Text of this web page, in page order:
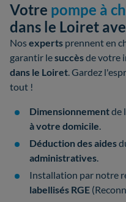
Votre pompe à
dans le Loiret
Nosexperts prennent en
garantir lesuccèsde votre
dans le Loiret. Gardez
tout !
Dimensionnementde
à votre domicile.
Déduction des aides
administratives.
Installation par notre
labellisés RGE